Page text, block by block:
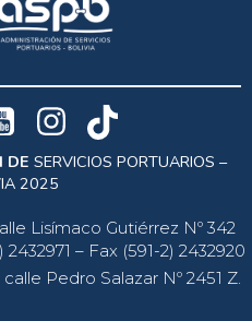
DE SERVICIOS PORTUARIOS –
2025
Lisímaco Gutiérrez Nº 342
– Fax (591-2) 2432920
Pedro Salazar Nº 2451 Z.